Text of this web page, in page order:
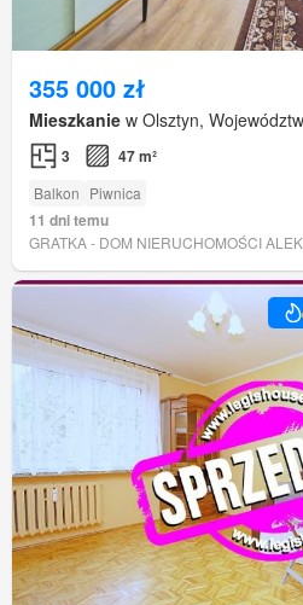
355 000 zł
Mieszkanie w Olsztyn,
3 47 m²
Balkon Piwnica
11 dni temu